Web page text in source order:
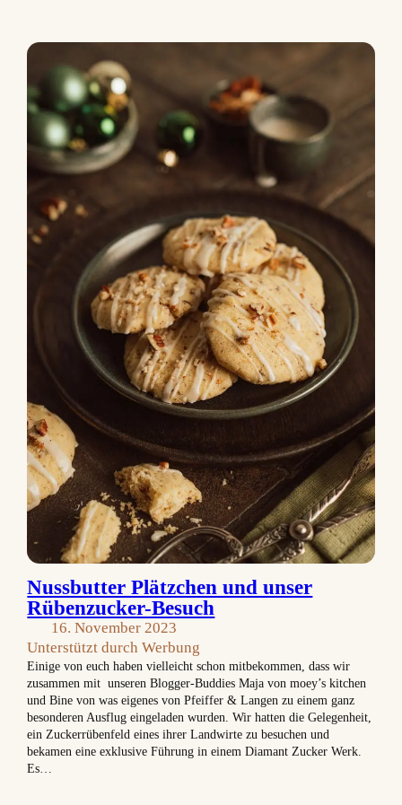
Nussbutter Plätzchen und unser
Rübenzucker-Besuch
16. November 2023
Unterstützt durch Werbung
Einige von euch haben vielleicht schon mitbekommen, dass wir
zusammen mit unseren Blogger-Buddies Maja von moey’s kitchen
und Bine von was eigenes von Pfeiffer & Langen zu einem ganz
besonderen Ausflug eingeladen wurden. Wir hatten die Gelegenheit,
ein Zuckerrübenfeld eines ihrer Landwirte zu besuchen und
bekamen eine exklusive Führung in einem Diamant Zucker Werk.
Es…